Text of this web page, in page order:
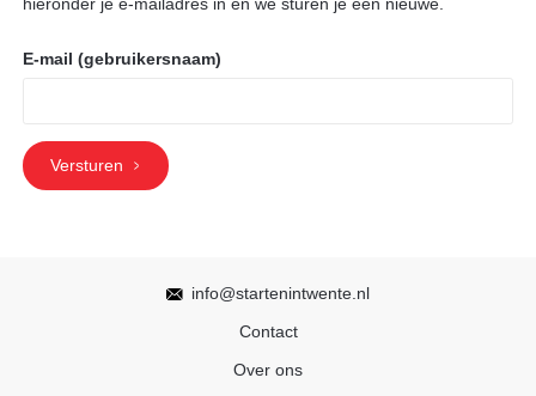
Inloggen
E-mail (gebruikersnaam)
Versturen
info@startenintwente.nl
Contact
Over ons